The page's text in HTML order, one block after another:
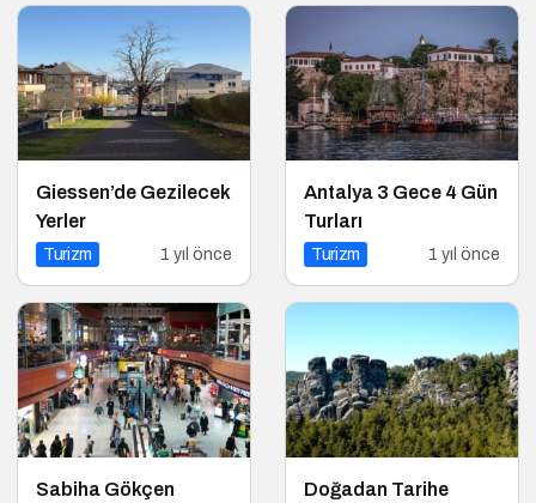
Giessen’de Gezilecek
Yerler
Turizm 1 yıl önce
Antalya 3 Gece 4 Gün
Turları
Turizm 1 yıl önce
Sabiha Gökçen Doğadan Tarihe